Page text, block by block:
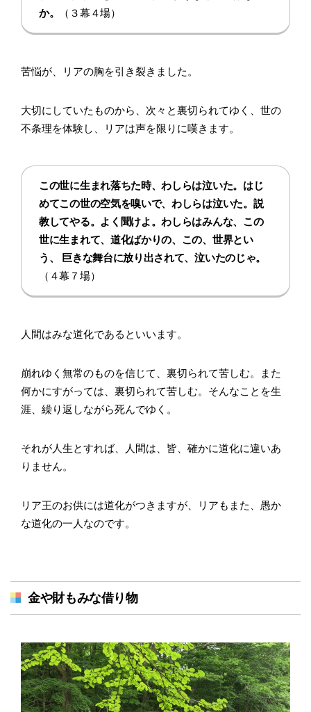
か。
（３幕４場）
苦悩が、リアの胸を引き裂きました。
大切にしていたものから、次々と裏切られてゆく、世の
不条理を体験し、リアは声を限りに嘆きます。
この世に生まれ落ちた時、わしらは泣いた。はじ
めてこの世の空気を嗅いで、わしらは泣いた。説
教してやる。よく聞けよ。わしらはみんな、この
世に生まれて、道化ばかりの、この、世界とい
う、 巨きな舞台に放り出されて、泣いたのじゃ。
（４幕７場）
人間はみな道化であるといいます。
崩れゆく無常のものを信じて、裏切られて苦しむ。また
何かにすがっては、裏切られて苦しむ。そんなことを生
涯、繰り返しながら死んでゆく。
それが人生とすれば、人間は、皆、確かに道化に違いあ
りません。
リア王のお供には道化がつきますが、リアもまた、愚か
な道化の一人なのです。
金や財もみな借り物